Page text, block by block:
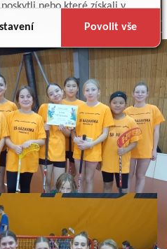
nebo které získali v
služby.
Povolit vše